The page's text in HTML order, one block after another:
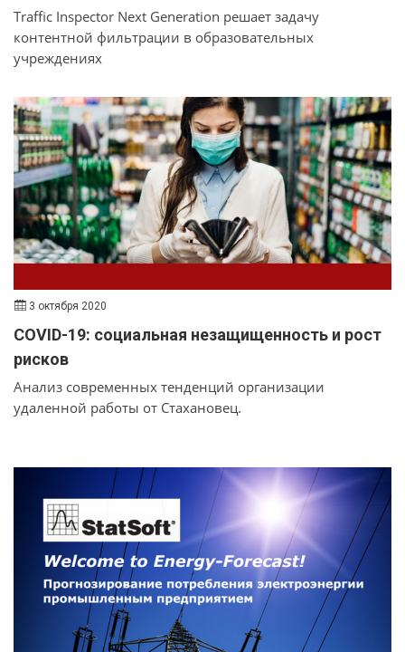
Traffic Inspector Next Generation решает задачу
контентной фильтрации в образовательных
учреждениях
3 октября 2020
COVID-19: социальная незащищенность и рост
рисков
Анализ современных тенденций организации
удаленной работы от Стахановец.